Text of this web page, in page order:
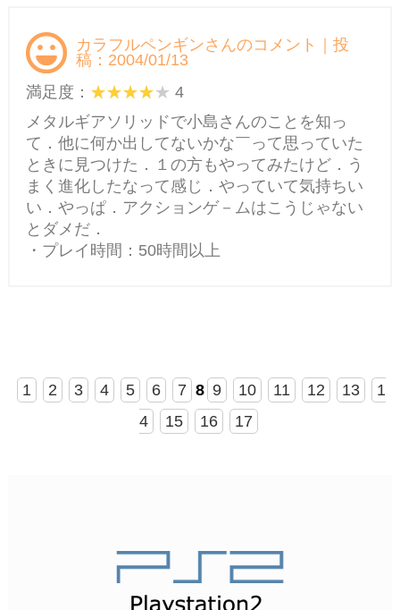
カラフルペンギンさんのコメント｜投
稿：2004/01/13
満足度：
4
メタルギアソリッドで小島さんのことを知っ
て．他に何か出してないかな￣って思っていた
ときに見つけた．１の方もやってみたけど．う
まく進化したなって感じ．やっていて気持ちい
い．やっぱ．アクションゲ－ムはこうじゃない
とダメだ．
・プレイ時間：50時間以上
1 2 3 4 5 6 7 8 9 10 11 12 13
1
4
15 16 17